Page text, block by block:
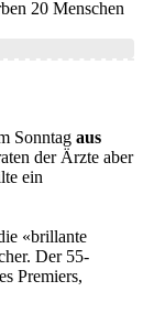
20 Menschen
Sonntag aus
der Ärzte aber
ein
«brillante
Der 55-
Premiers,